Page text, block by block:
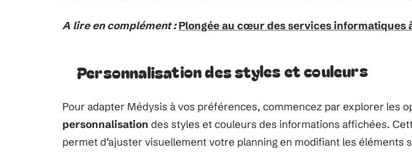
A lire en complément : Plongée au cœur des services informatiques
Personnalisation des styles et couleurs
Pour adapter Médysis à vos préférences, commencez par explorer les
personnalisation des styles et couleurs des informations affichées.
permet d’ajuster visuellement votre planning en modifiant les éléments